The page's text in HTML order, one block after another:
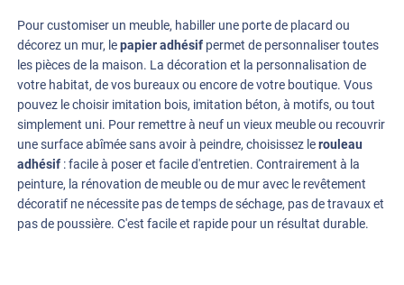
pose, bref, vous avez pensé à tout , bravo !!! Nous avons un
cellier avec une fenêtre sans volet, plein soleil l'après midi, et
avec le film c'est incroyable la différence de température et de
ressenti ! Merci
Pour customiser un meuble, habiller une porte de placard ou
décorez un mur, lepapier adhésifpermet de personnaliser toutes
les pièces de la maison. La décoration et la personnalisation de
votre habitat, de vos bureaux ou encore de votre boutique. Vous
pouvez le choisir imitation bois, imitation béton, à motifs, ou tout
simplement uni. Pour remettre à neuf un vieux meuble ou recouvrir
une surface abîmée sans avoir à peindre, choisissez lerouleau
adhésif: facile à poser et facile d'entretien. Contrairement à la
peinture, la rénovation de meuble ou de mur avec le revêtement
décoratif ne nécessite pas de temps de séchage, pas de travaux et
pas de poussière. C'est facile et rapide pour un résultat durable.